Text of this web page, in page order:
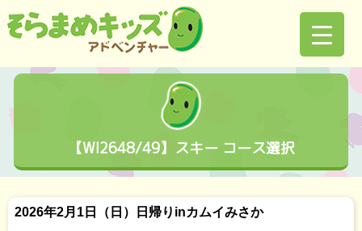
【WI2648/49】スキー コース選択
2026年2月1日（日）日帰りinカムイみさか